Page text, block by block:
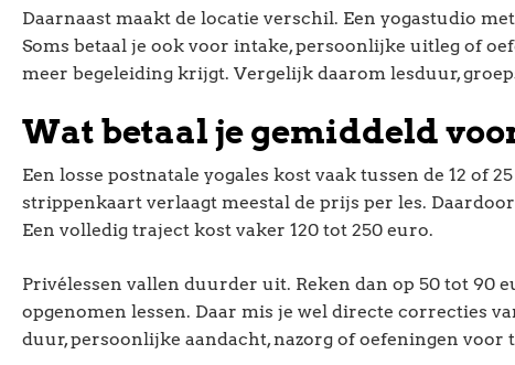
Daarnaast maakt de locatie verschil. Een yogastudio
Soms betaal je ook voor intake, persoonlijke uitleg of
meer begeleiding krijgt. Vergelijk daarom lesduur,
Wat betaal je gemiddeld
Een losse postnatale yogales kost vaak tussen de 12 of
strippenkaart verlaagt meestal de prijs per les.
Een volledig traject kost vaker 120 tot 250 euro.
Privélessen vallen duurder uit. Reken dan op 50 tot 90
opgenomen lessen. Daar mis je wel directe correcties
duur, persoonlijke aandacht, nazorg of oefeningen voor